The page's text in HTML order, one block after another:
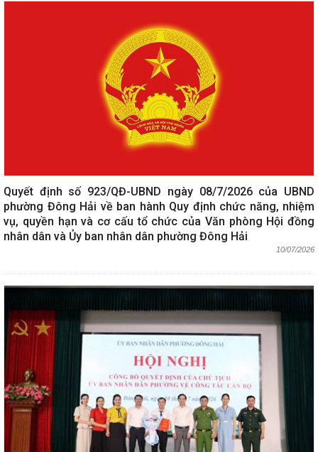
Quyết định số 923/QĐ-UBND ngày 08/7/2026 của UBND
phường Đông Hải về ban hành Quy định chức năng, nhiệm
vụ, quyền hạn và cơ cấu tổ chức của Văn phòng Hội đồng
nhân dân và Ủy ban nhân dân phường Đông Hải
10/07/2026